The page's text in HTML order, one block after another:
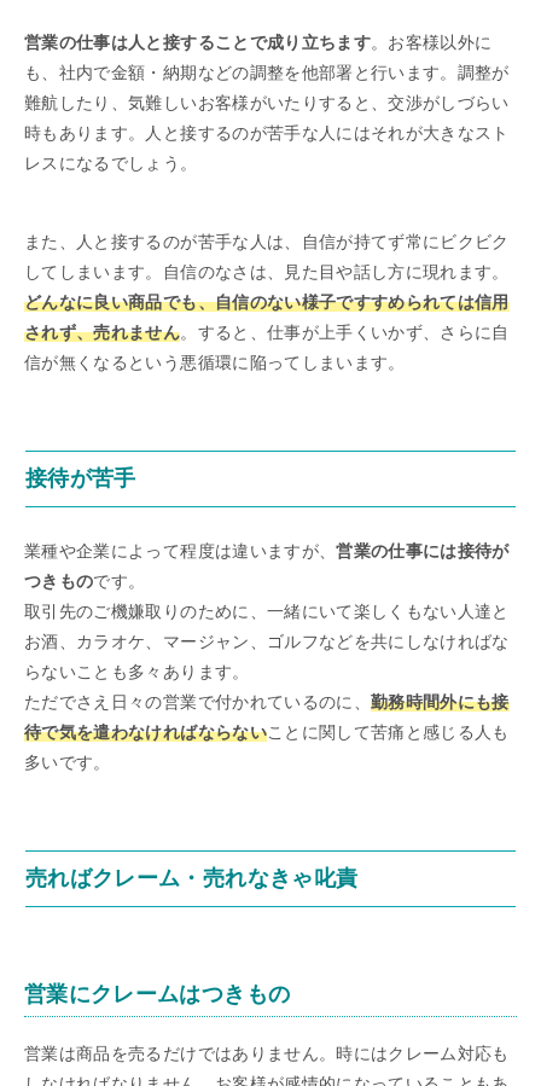
営業の仕事は人と接することで成り立ちます。お客様以外に
も、社内で金額・納期などの調整を他部署と行います。調整が
難航したり、気難しいお客様がいたりすると、交渉がしづらい
時もあります。人と接するのが苦手な人にはそれが大きなスト
レスになるでしょう。
また、人と接するのが苦手な人は、自信が持てず常にビクビク
してしまいます。自信のなさは、見た目や話し方に現れます。
どんなに良い商品でも、自信のない様子ですすめられては信用
されず、売れません。すると、仕事が上手くいかず、さらに自
信が無くなるという悪循環に陥ってしまいます。
接待が苦手
業種や企業によって程度は違いますが、営業の仕事には接待が
つきものです。
取引先のご機嫌取りのために、一緒にいて楽しくもない人達と
お酒、カラオケ、マージャン、ゴルフなどを共にしなければな
らないことも多々あります。
ただでさえ日々の営業で付かれているのに、 勤務時間外にも接
待で気を遣わなければならないことに関して苦痛と感じる人も
多いです。
売ればクレーム・売れなきゃ叱責
営業にクレームはつきもの
営業は商品を売るだけではありません。時にはクレーム対応も